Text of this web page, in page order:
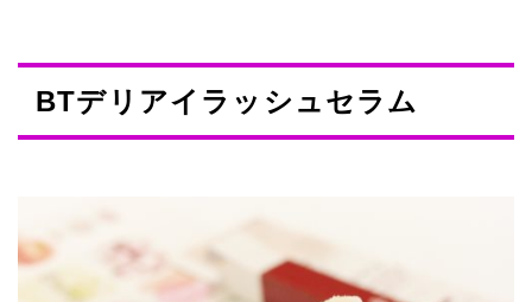
BTデリアイラッシュセラム